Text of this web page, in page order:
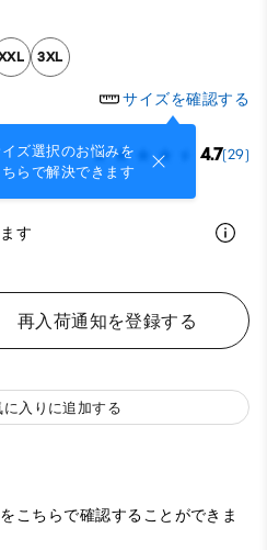
3XL
サイズを確認する
ズ選択のお悩みを
らで解決できます
4.7(29)
す
再入荷通知を登録する
に入りに追加する
こちらで確認することができま